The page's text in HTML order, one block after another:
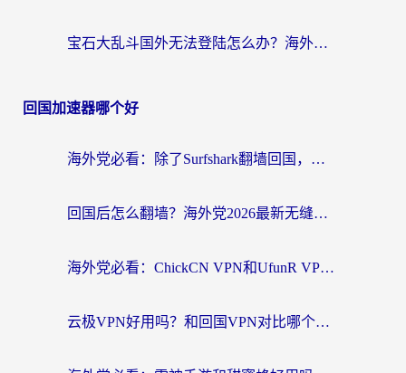
宝石大乱斗国外无法登陆怎么办？海外玩家专属加速指南（附穿越火线原野传说解决方案）
回国加速器哪个好
海外党必看：除了Surfshark翻墙回国，这些加速器选择技巧你真的懂吗？
回国后怎么翻墙？海外党2026最新无缝访问国内资源全攻略（附对比实测）
海外党必看：ChickCN VPN和UfunR VPN对比哪个回国效果更好？附实用选择指南
云极VPN好用吗？和回国VPN对比哪个回国效果更好？海外党亲测避坑指南